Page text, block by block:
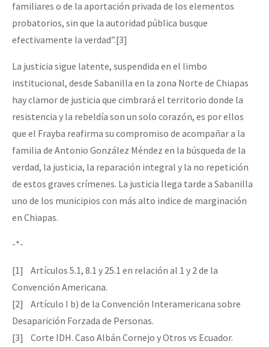
familiares o de la aportación privada de los elementos
probatorios, sin que la autoridad pública busque
efectivamente la verdad”.[3]
La justicia sigue latente, suspendida en el limbo
institucional, desde Sabanilla en la zona Norte de Chiapas
hay clamor de justicia que cimbrará el territorio donde la
resistencia y la rebeldía son un solo corazón, es por ellos
que el Frayba reafirma su compromiso de acompañar a la
familia de Antonio González Méndez en la búsqueda de la
verdad, la justicia, la reparación integral y la no repetición
de estos graves crímenes. La justicia llega tarde a Sabanilla
uno de los municipios con más alto indice de marginación
en Chiapas.
-*-
[1] Artículos 5.1, 8.1 y 25.1 en relación al 1 y 2 de la
Convención Americana.
[2] Artículo I b) de la Convención Interamericana sobre
Desaparición Forzada de Personas.
[3] Corte IDH. Caso Albán Cornejo y Otros vs Ecuador.